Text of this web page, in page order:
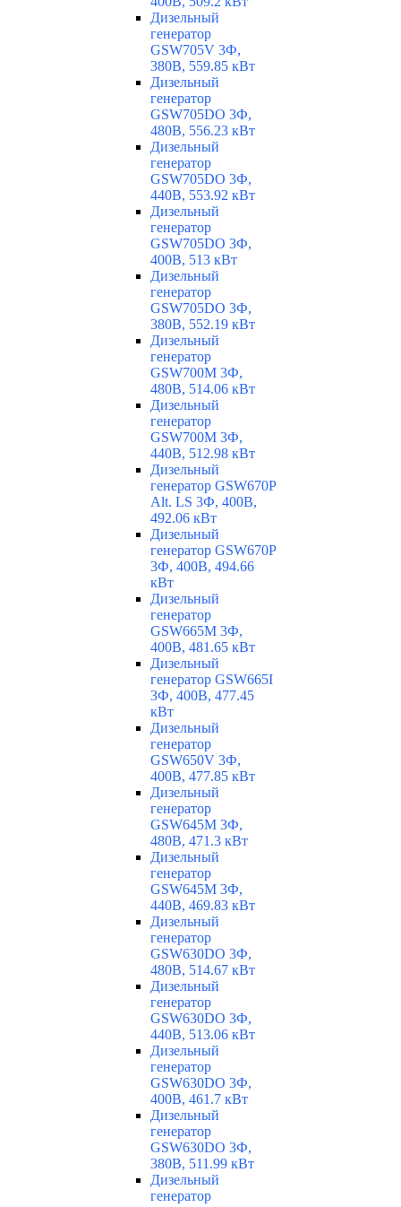
Дизельный
генератор
GSW705V 3Ф,
380В, 559.85 кВт
Дизельный
генератор
GSW705DO 3Ф,
480В, 556.23 кВт
Дизельный
генератор
GSW705DO 3Ф,
440В, 553.92 кВт
Дизельный
генератор
GSW705DO 3Ф,
400В, 513 кВт
Дизельный
генератор
GSW705DO 3Ф,
380В, 552.19 кВт
Дизельный
генератор
GSW700M 3Ф,
480В, 514.06 кВт
Дизельный
генератор
GSW700M 3Ф,
440В, 512.98 кВт
Дизельный
генератор GSW670P
Alt. LS 3Ф, 400В,
492.06 кВт
Дизельный
генератор GSW670P
3Ф, 400В, 494.66
кВт
Дизельный
генератор
GSW665M 3Ф,
400В, 481.65 кВт
Дизельный
генератор GSW665I
3Ф, 400В, 477.45
кВт
Дизельный
генератор
GSW650V 3Ф,
400В, 477.85 кВт
Дизельный
генератор
GSW645M 3Ф,
480В, 471.3 кВт
Дизельный
генератор
GSW645M 3Ф,
440В, 469.83 кВт
Дизельный
генератор
GSW630DO 3Ф,
480В, 514.67 кВт
Дизельный
генератор
GSW630DO 3Ф,
440В, 513.06 кВт
Дизельный
генератор
GSW630DO 3Ф,
400В, 461.7 кВт
Дизельный
генератор
GSW630DO 3Ф,
380В, 511.99 кВт
Дизельный
генератор